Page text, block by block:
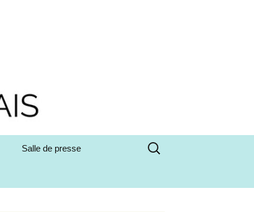
Salle de presse
Rechercher :